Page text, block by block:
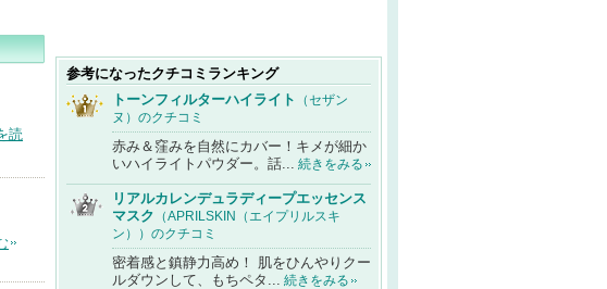
読
参考になったクチコミランキング
トーンフィルターハイライト
（セザン
ヌ）のクチコミ
赤み＆窪みを自然にカバー！キメが細か
いハイライトパウダー。話... 続きをみる
リアルカレンデュラディープエッセンス
マスク （APRILSKIN（エイプリルスキ
ン））のクチコミ
密着感と鎮静力高め！ 肌をひんやりクー
ルダウンして、もちペタ... 続きをみる